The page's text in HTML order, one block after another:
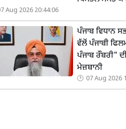
Aug 2026 20:44:06
ਪੰਜਾਬ ਵਿਧਾਨ
ਵੱਲੋਂ ਪੰਜਾਬੀ
ਪੰਜਾਬ ਰੌਬਰੀ"
ਮੇਜ਼ਬਾਨੀ
07 Aug 2026